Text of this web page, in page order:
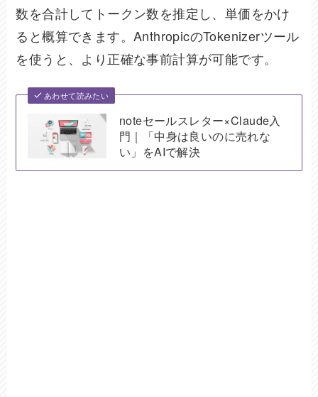
数を合計してトークン数を推定し、単価をかけ
ると概算できます。AnthropicのTokenizerツール
を使うと、より正確な事前計算が可能です。
あわせて読みたい
noteセールスレター×Claude入
門｜「中身は良いのに売れな
い」をAIで解決